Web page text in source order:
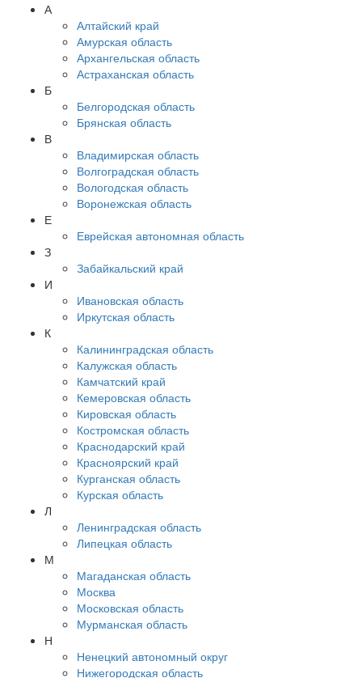
А
Алтайский край
Амурская область
Архангельская область
Астраханская область
Б
Белгородская область
Брянская область
В
Владимирская область
Волгоградская область
Вологодская область
Воронежская область
Е
Еврейская автономная область
З
Забайкальский край
И
Ивановская область
Иркутская область
К
Калининградская область
Калужская область
Камчатский край
Кемеровская область
Кировская область
Костромская область
Краснодарский край
Красноярский край
Курганская область
Курская область
Л
Ленинградская область
Липецкая область
М
Магаданская область
Москва
Московская область
Мурманская область
Н
Ненецкий автономный округ
Нижегородская область